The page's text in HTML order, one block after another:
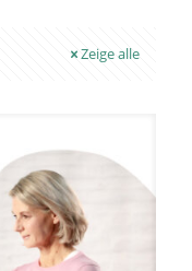
Zeige alle